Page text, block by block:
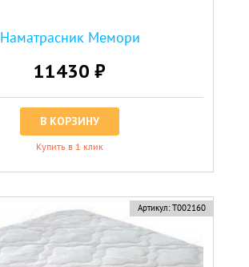
Наматрасник Мемори
11430 ₽
В КОРЗИНУ
Купить в 1 клик
Артикул: Т002160